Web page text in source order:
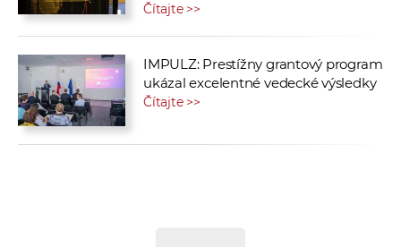
Čítajte >>
IMPULZ: Prestížny grantový program
ukázal excelentné vedecké výsledky
Čítajte >>